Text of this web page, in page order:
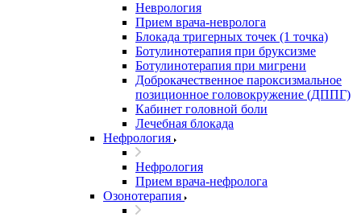
Неврология
Прием врача-невролога
Блокада тригерных точек (1 точка)
Ботулинотерапия при бруксизме
Ботулинотерапия при мигрени
Доброкачественное пароксизмальное
позиционное головокружение (ДППГ)
Кабинет головной боли
Лечебная блокада
Нефрология
Нефрология
Прием врача-нефролога
Озонотерапия